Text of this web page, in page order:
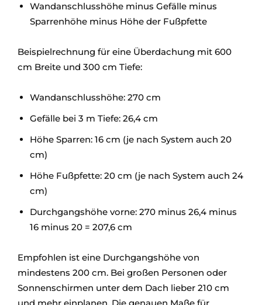
Wandanschlusshöhe minus Gefälle minus
Sparrenhöhe minus Höhe der Fußpfette
Beispielrechnung für eine Überdachung mit 600
cm Breite und 300 cm Tiefe:
Wandanschlusshöhe: 270 cm
Gefälle bei 3 m Tiefe: 26,4 cm
Höhe Sparren: 16 cm (je nach System auch 20
cm)
Höhe Fußpfette: 20 cm (je nach System auch 24
cm)
Durchgangshöhe vorne: 270 minus 26,4 minus
16 minus 20 = 207,6 cm
Empfohlen ist eine Durchgangshöhe von
mindestens 200 cm. Bei großen Personen oder
Sonnenschirmen unter dem Dach lieber 210 cm